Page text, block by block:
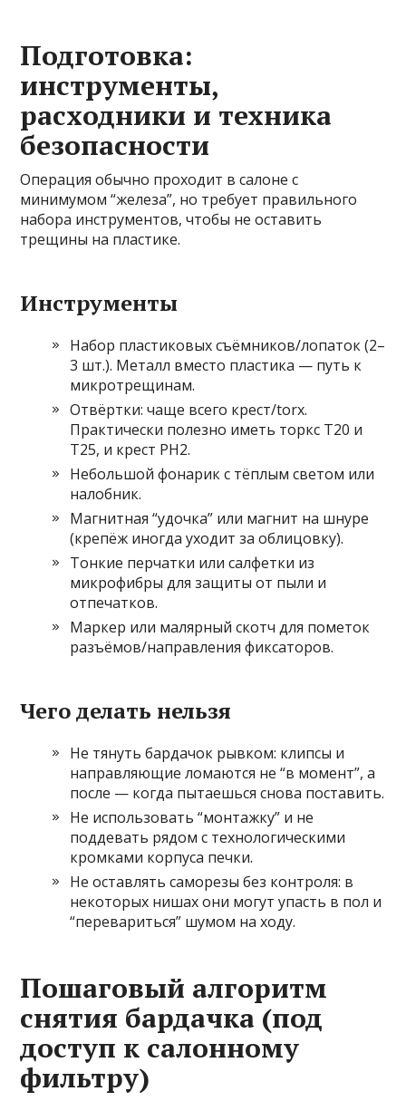
Подготовка:
инструменты,
расходники и техника
безопасности
Операция обычно проходит в салоне с
минимумом “железа”, но требует правильного
набора инструментов, чтобы не оставить
трещины на пластике.
Инструменты
Набор пластиковых съёмников/лопаток (2–
3 шт.). Металл вместо пластика — путь к
микротрещинам.
Отвёртки: чаще всего крест/torx.
Практически полезно иметь торкс T20 и
T25, и крест PH2.
Небольшой фонарик с тёплым светом или
налобник.
Магнитная “удочка” или магнит на шнуре
(крепёж иногда уходит за облицовку).
Тонкие перчатки или салфетки из
микрофибры для защиты от пыли и
отпечатков.
Маркер или малярный скотч для пометок
разъёмов/направления фиксаторов.
Чего делать нельзя
Не тянуть бардачок рывком: клипсы и
направляющие ломаются не “в момент”, а
после — когда пытаешься снова поставить.
Не использовать “монтажку” и не
поддевать рядом с технологическими
кромками корпуса печки.
Не оставлять саморезы без контроля: в
некоторых нишах они могут упасть в пол и
“перевариться” шумом на ходу.
Пошаговый алгоритм
снятия бардачка (под
доступ к салонному
фильтру)